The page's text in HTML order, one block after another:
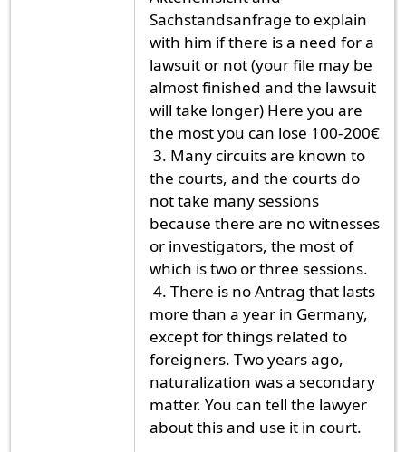
Sachstandsanfrage to explain
with him if there is a need for a
lawsuit or not (your file may be
almost finished and the lawsuit
will take longer) Here you are
the most you can lose 100-200€
3. Many circuits are known to
the courts, and the courts do
not take many sessions
because there are no witnesses
or investigators, the most of
which is two or three sessions.
4. There is no Antrag that lasts
more than a year in Germany,
except for things related to
foreigners. Two years ago,
naturalization was a secondary
matter. You can tell the lawyer
about this and use it in court.